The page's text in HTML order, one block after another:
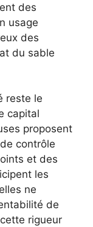
des
usage
des
du sable
reste le
capital
proposent
contrôle
et des
les
ne
de
rigueur